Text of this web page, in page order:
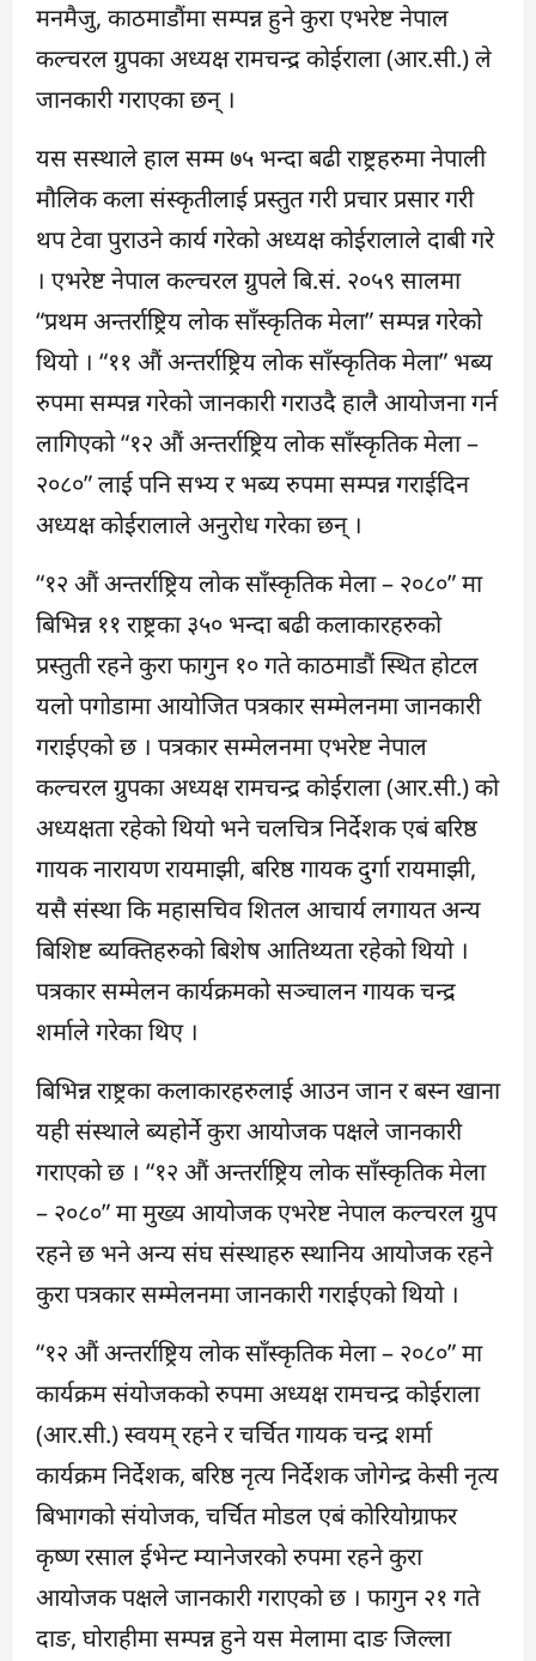
मनमैजु, काठमाडौंमा सम्पन्न हुने कुरा एभरेष्ट नेपाल
कल्चरल ग्रुपका अध्यक्ष रामचन्द्र कोईराला (आर.सी.) ले
जानकारी गराएका छन् ।
यस सस्थाले हाल सम्म ७५ भन्दा बढी राष्ट्रहरुमा नेपाली
मौलिक कला संस्कृतीलाई प्रस्तुत गरी प्रचार प्रसार गरी
थप टेवा पुराउने कार्य गरेको अध्यक्ष कोईरालाले दाबी गरे
। एभरेष्ट नेपाल कल्चरल ग्रुपले बि.सं. २०५९ सालमा
“प्रथम अन्तर्राष्ट्रिय लोक साँस्कृतिक मेला” सम्पन्न गरेको
थियो । “११ औं अन्तर्राष्ट्रिय लोक साँस्कृतिक मेला” भब्य
रुपमा सम्पन्न गरेको जानकारी गराउदै हालै आयोजना गर्न
लागिएको “१२ औं अन्तर्राष्ट्रिय लोक साँस्कृतिक मेला –
२०८०” लाई पनि सभ्य र भब्य रुपमा सम्पन्न गराईदिन
अध्यक्ष कोईरालाले अनुरोध गरेका छन् ।
“१२ औं अन्तर्राष्ट्रिय लोक साँस्कृतिक मेला – २०८०” मा
बिभिन्न ११ राष्ट्रका ३५० भन्दा बढी कलाकारहरुको
प्रस्तुती रहने कुरा फागुन १० गते काठमाडौं स्थित होटल
यलो पगोडामा आयोजित पत्रकार सम्मेलनमा जानकारी
गराईएको छ । पत्रकार सम्मेलनमा एभरेष्ट नेपाल
कल्चरल ग्रुपका अध्यक्ष रामचन्द्र कोईराला (आर.सी.) को
अध्यक्षता रहेको थियो भने चलचित्र निर्देशक एबं बरिष्ठ
गायक नारायण रायमाझी, बरिष्ठ गायक दुर्गा रायमाझी,
यसै संस्था कि महासचिव शितल आचार्य लगायत अन्य
बिशिष्ट ब्यक्तिहरुको बिशेष आतिथ्यता रहेको थियो ।
पत्रकार सम्मेलन कार्यक्रमको सञ्चालन गायक चन्द्र
शर्माले गरेका थिए ।
बिभिन्न राष्ट्रका कलाकारहरुलाई आउन जान र बस्न खाना
यही संस्थाले ब्यहोर्ने कुरा आयोजक पक्षले जानकारी
गराएको छ । “१२ औं अन्तर्राष्ट्रिय लोक साँस्कृतिक मेला
– २०८०” मा मुख्य आयोजक एभरेष्ट नेपाल कल्चरल ग्रुप
रहने छ भने अन्य संघ संस्थाहरु स्थानिय आयोजक रहने
कुरा पत्रकार सम्मेलनमा जानकारी गराईएको थियो ।
“१२ औं अन्तर्राष्ट्रिय लोक साँस्कृतिक मेला – २०८०” मा
कार्यक्रम संयोजकको रुपमा अध्यक्ष रामचन्द्र कोईराला
(आर.सी.) स्वयम् रहने र चर्चित गायक चन्द्र शर्मा
कार्यक्रम निर्देशक, बरिष्ठ नृत्य निर्देशक जोगेन्द्र केसी नृत्य
बिभागको संयोजक, चर्चित मोडल एबं कोरियोग्राफर
कृष्ण रसाल ईभेन्ट म्यानेजरको रुपमा रहने कुरा
आयोजक पक्षले जानकारी गराएको छ । फागुन २१ गते
दाङ, घोराहीमा सम्पन्न हुने यस मेलामा दाङ जिल्ला